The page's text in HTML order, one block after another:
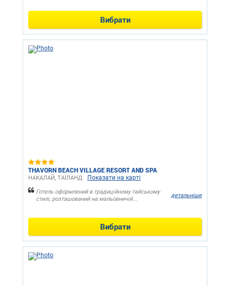
Вибрати
THAVORN BEACH VILLAGE RESORT AND SPA
НАКАЛАЙ, ТАЇЛАНД Показати на карті
Готель оформлений в традиційному тайському
стилі, розташований на мальовничій...
детальніше
Вибрати